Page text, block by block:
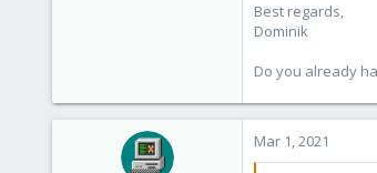
Best regards,
Dominik
Do you already
Mar 1, 2021